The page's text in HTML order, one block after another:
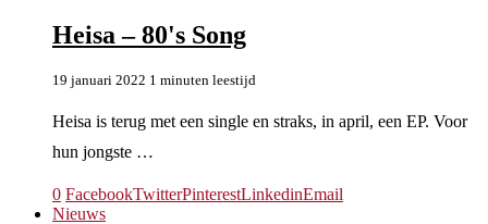
Heisa – 80's Song
19 januari 2022 1 minuten leestijd
Heisa is terug met een single en straks, in april, een EP. Voor
hun jongste …
0 FacebookTwitterPinterestLinkedinEmail
Nieuws